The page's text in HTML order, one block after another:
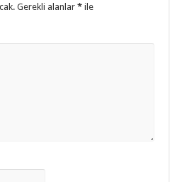
Gerekli alanlar* ile